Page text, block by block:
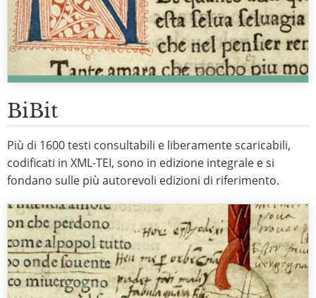
BiBit
Più di 1600 testi consultabili e liberamente scaricabili,
codificati in XML-TEI, sono in edizione integrale e si
fondano sulle più autorevoli edizioni di riferimento.